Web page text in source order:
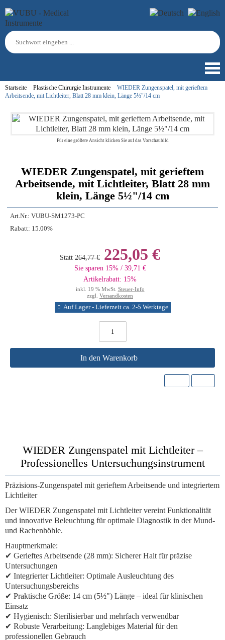
Startseite Plastische Chirurgie Instrumente
WIEDER Zungenspatel, mit gerieftem
Arbeitsende, mit Lichtleiter, Blatt 28 mm klein, Länge 5½"/14 cm
Für eine größere Ansicht klicken Sie auf das Vorschaubild
WIEDER Zungenspatel, mit gerieftem
Arbeitsende, mit Lichtleiter, Blatt 28 mm
klein, Länge 5½"/14 cm
Art.Nr.: VUBU-SM1273-PC
Rabatt: 15.00%
Statt 264,77 € 225,05 €
Sie sparen 15% / 39,71 €
Artikelrabatt: 15%
inkl. 19 % MwSt. Steuer-Info
zzgl. Versandkosten
Auf Lager - Lieferzeit ca. 2-5 Werktage
In den Warenkorb
WIEDER Zungenspatel mit Lichtleiter –
Professionelles Untersuchungsinstrument
Präzisions-Zungenspatel mit gerieftem Arbeitsende und integriertem
Lichtleiter
DerWIEDER Zungenspatel mit Lichtleitervereint Funktionalität
und innovative Beleuchtung für optimale Diagnostik in der Mund-
und Rachenhöhle.
Hauptmerkmale:
✔ Gerieftes Arbeitsende (28 mm): Sicherer Halt für präzise
Untersuchungen
✔ Integrierter Lichtleiter: Optimale Ausleuchtung des
Untersuchungsbereichs
✔ Praktische Größe: 14 cm (5½") Länge – ideal für klinischen
Einsatz
✔ Hygienisch: Sterilisierbar und mehrfach verwendbar
✔ Robuste Verarbeitung: Langlebiges Material für den
professionellen Gebrauch